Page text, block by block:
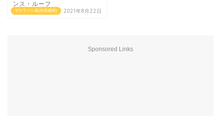
ザナラーン風(外装建材)
ンス・ルーフ
2021年8月22日
Sponsored Links